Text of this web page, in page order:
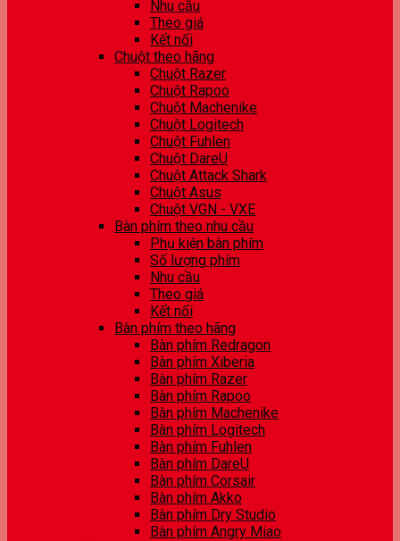
Nhu cầu
Theo giá
Kết nối
Chuột theo hãng
Chuột Razer
Chuột Rapoo
Chuột Machenike
Chuột Logitech
Chuột Fuhlen
Chuột DareU
Chuột Attack Shark
Chuột Asus
Chuột VGN - VXE
Bàn phím theo nhu cầu
Phụ kiện bàn phím
Số lượng phím
Nhu cầu
Theo giá
Kết nối
Bàn phím theo hãng
Bàn phím Redragon
Bàn phím Xiberia
Bàn phím Razer
Bàn phím Rapoo
Bàn phím Machenike
Bàn phím Logitech
Bàn phím Fuhlen
Bàn phím DareU
Bàn phím Corsair
Bàn phím Akko
Bàn phím Dry Studio
Bàn phím Angry Miao